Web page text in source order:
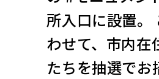
所入口に設置。
わせて、市内在
たちを抽選でお